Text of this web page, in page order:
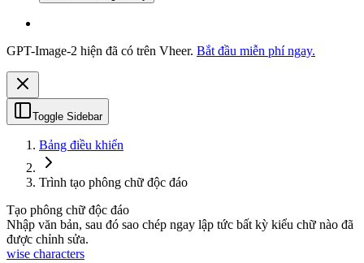
GPT-Image-2 hiện đã có trên Vheer. Bắt đầu miễn phí ngay.
Toggle Sidebar
Bảng điều khiển
Trình tạo phông chữ độc đáo
Tạo phông chữ độc đáo
Nhập văn bản, sau đó sao chép ngay lập tức bất kỳ kiểu chữ nào đã
được chỉnh sửa.
wise characters